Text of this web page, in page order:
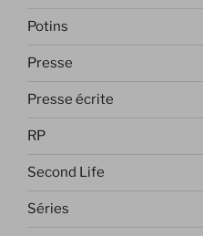
Potins
Presse
Presse écrite
RP
Second Life
Séries